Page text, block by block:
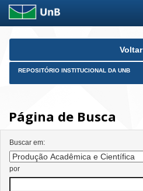
Skip
Voltar
REPOSITÓRIO INSTITUCIONAL DA UNB
Página de Busca
Buscar em:
por